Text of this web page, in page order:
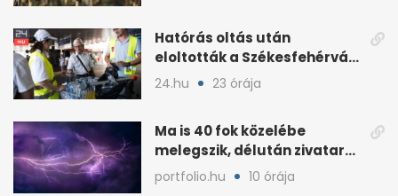
Hatórás oltás után
eloltották a Székesfehérvár
melletti tüzet
24.hu 23 órája
Ma is 40 fok közelébe
melegszik, délután zivatar
és viharos szél jöhet
portfolio.hu 10 órája